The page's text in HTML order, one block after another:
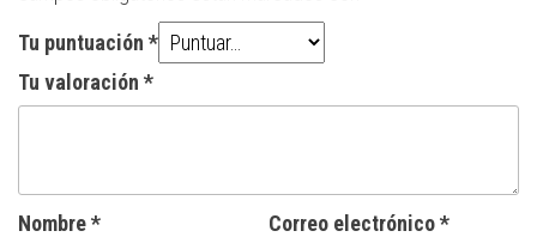
Tu puntuación *
Tu valoración *
Nombre* Correo electrónico*